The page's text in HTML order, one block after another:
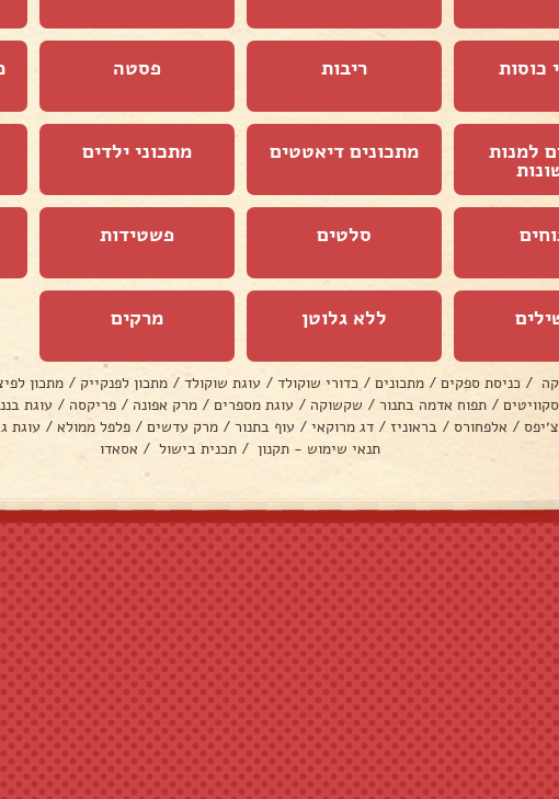
כוסות ריבות פסטה
למנות מתכונים דיאטטים מתכוני ילדים
סלטים פשטידות
ללא גלוטן מרקים
/ כניסת ספקים / מתכונים / כדורי שוקולד / עוגת שוקולד / מתכון לפנקייק / מתכון
/ תפוח אדמה בתנור / שקשוקה / עוגת מספרים / מרק אפונה / פריקסה / עוגת
/ אלפחורס / בראוניז / דג מרוקאי / עוף בתנור / מרק עדשים / פלפל ממולא / עוגת
תנאי שימוש - תקנון / תכנית בישול / אסאדו